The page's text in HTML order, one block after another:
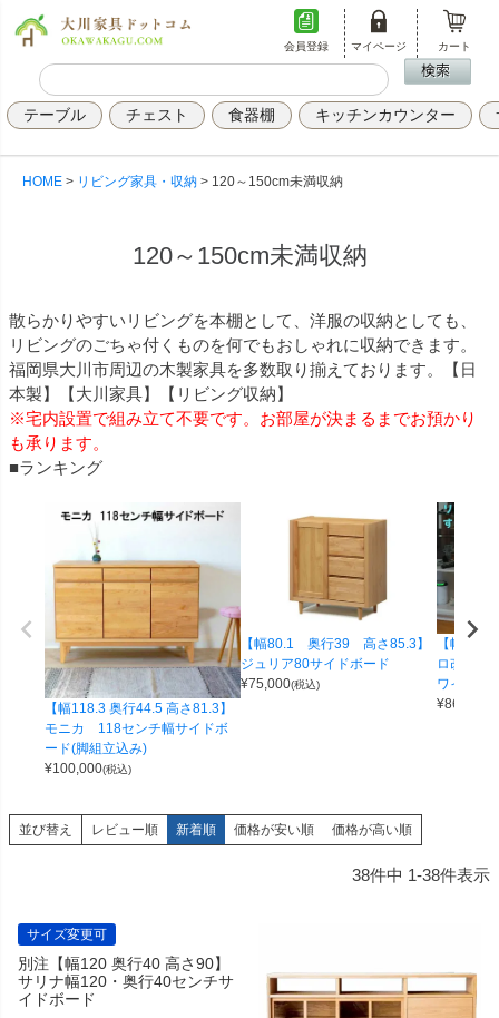
会員登録 マイページ カート
テーブル チェスト 食器棚 キッチンカウンター
HOME リビング家具・収納 120～150cm未満収納
120～150cm未満収納
散らかりやすいリビングを本棚として、洋服の収納としても、
リビングのごちゃ付くものを何でもおしゃれに収納できます。
福岡県大川市周辺の木製家具を多数取り揃えております。【日
本製】【大川家具】【リビング収納】
※宅内設置で組み立て不要です。お部屋が決まるまでお預かり
も承ります。
■ランキング
【幅118.3 奥行44.5 高さ81.3】
モニカ 118センチ幅サイドボ
ード(脚組立込み)
¥100,000(税込)
【幅80.1 奥行39 高さ85.3】
ジュリア80サイドボード
¥75,000(税込)
【幅80
ロ改80セ
ワイト４
¥86,000
並び替え レビュー順 新着順 価格が安い順 価格が高い順
38件中 1-38件表示
サイズ変更可
別注【幅120 奥行40 高さ90】
サリナ幅120・奥行40センチサ
イドボード